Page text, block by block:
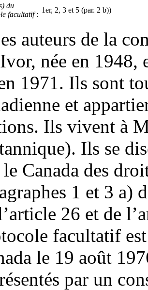
du
facultatif:
1er, 2, 3 et 5 (par. 2 b))
auteurs de la
née en 1948,
1971. Ils sont
et
Ils vivent à
Ils se
Canada des
1 et 3 a)
26 et de
facultatif
le 19 août
par un